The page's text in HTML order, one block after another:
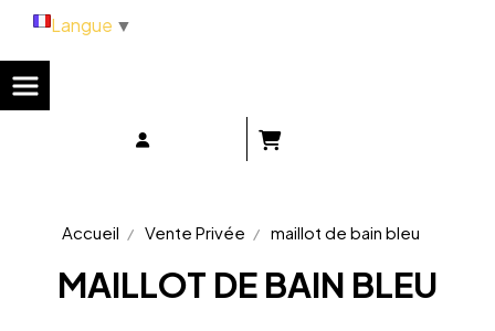
Accueil Vente Privée maillot de bain bleu
MAILLOT DE BAIN BLEU
Langue ▼